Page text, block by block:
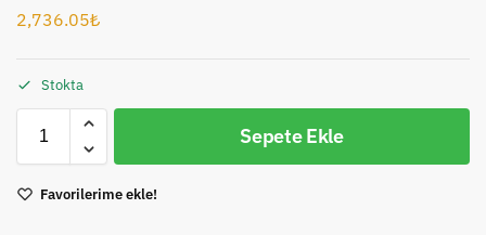
2,736.05₺
Stokta
Sepete Ekle
Favorilerime ekle!